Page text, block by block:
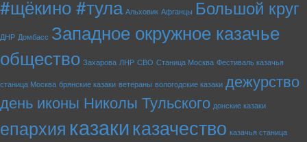
#щёкино #тула Альховик Афганцы Большой круг
ДНР Домбасс Западное окружное казачье
общество Захарова ЛНР СВО Станица Москва Фестиваль казачья
станица Москва брянские казаки ветераны вологодские казаки дежурство
день иконы Николы Тульского донские казаки
епархия казакиказачество казачья станица